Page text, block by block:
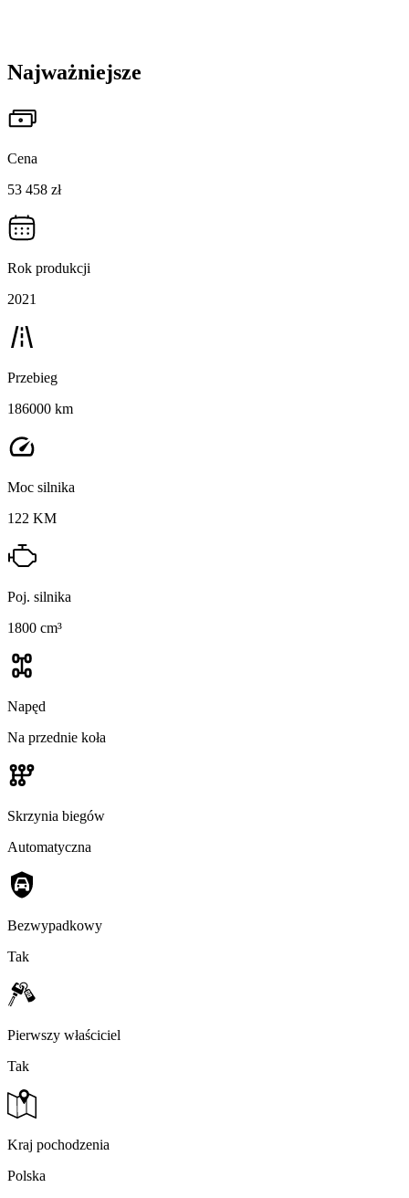
Najważniejsze
Cena
53 458 zł
Rok produkcji
2021
Przebieg
186000 km
Moc silnika
122 KM
Poj. silnika
1800 cm³
Napęd
Na przednie koła
Skrzynia biegów
Automatyczna
Bezwypadkowy
Tak
Pierwszy właściciel
Tak
Kraj pochodzenia
Polska